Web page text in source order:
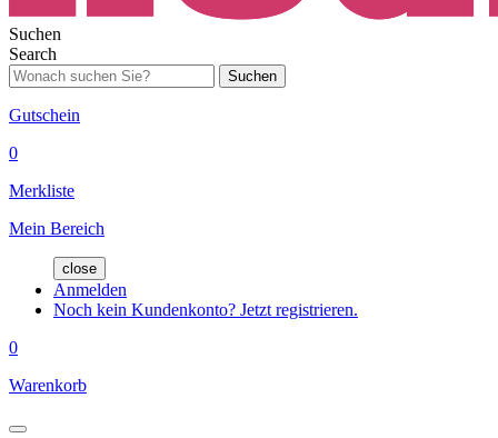
Suchen
Search
Suchen
Gutschein
0
Merkliste
Mein Bereich
close
Anmelden
Noch kein Kundenkonto? Jetzt registrieren.
0
Warenkorb